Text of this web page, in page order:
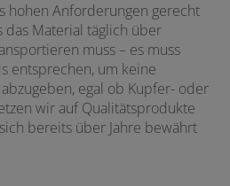
hohen Anforderungen gerecht
Material täglich über
muss – es muss
entsprechen, um keine
egal ob Kupfer- oder
wir auf Qualitätsprodukte
bereits über Jahre bewährt